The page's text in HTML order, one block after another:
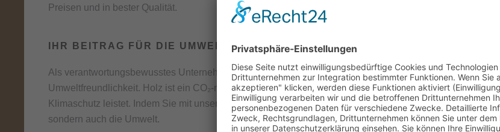
Preisen und in bester Qualität.
IHR BEITRAG FÜR DIE UMWELT
Als verantwortungsbewusstes Unternehmen legen wir großen Wert auf Nachhaltigkeit und
Umweltfreundlichkeit. Holz ist ein CO₂-neutraler, nachwachsender Rohstoff, der einen aktiven Beitrag zum
Klimaschutz leistet. Indem Sie mit unserem Brennholz heizen, schonen Sie nicht nur Ihren Geldbeutel,
sondern auch die Umwelt.